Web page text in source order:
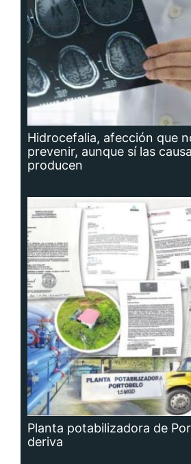
Hidrocefalia, afección que
prevenir, aunque sí las
producen
Planta potabilizadora de
deriva